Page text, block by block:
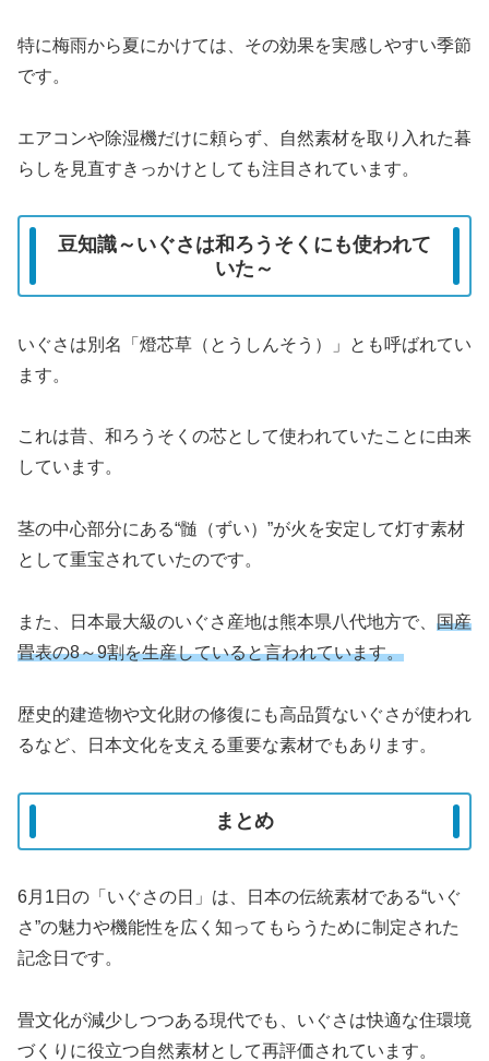
特に梅雨から夏にかけては、その効果を実感しやすい季節
です。
エアコンや除湿機だけに頼らず、自然素材を取り入れた暮
らしを見直すきっかけとしても注目されています。
豆知識～いぐさは和ろうそくにも使われて
いた～
いぐさは別名「燈芯草（とうしんそう）」とも呼ばれてい
ます。
これは昔、和ろうそくの芯として使われていたことに由来
しています。
茎の中心部分にある“髄（ずい）”が火を安定して灯す素材
として重宝されていたのです。
また、日本最大級のいぐさ産地は熊本県八代地方で、 国産
畳表の8～9割を生産していると言われています。
歴史的建造物や文化財の修復にも高品質ないぐさが使われ
るなど、日本文化を支える重要な素材でもあります。
まとめ
6月1日の「いぐさの日」は、日本の伝統素材である“いぐ
さ”の魅力や機能性を広く知ってもらうために制定された
記念日です。
畳文化が減少しつつある現代でも、いぐさは快適な住環境
づくりに役立つ自然素材として再評価されています。